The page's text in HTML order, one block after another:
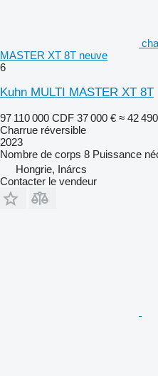
MASTER XT 8T neuve
6
Kuhn MULTI MASTER XT 8T
97 110 000 CDF 37 000 € ≈ 42
Charrue réversible
2023
Nombre de corps 8 Puissance
Hongrie, Inárcs
Contacter le vendeur